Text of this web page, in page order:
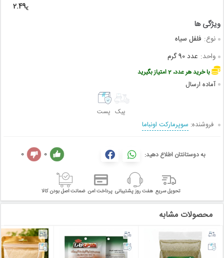
2.49€
نوع: فلفل سیاه
واحد: عدد 90 گرم
با خرید هر عدد، 2 امتیاز بگیرید
آماده ارسال
پیک پست
فروشنده: سوپرمارکت اونباما
به دوستانتان اطلاع دهید: 0
0
تحویل سریع هفت روز پشتیبانی پرداخت امن ضمانت اصل بودن کالا
محصولات مشابه